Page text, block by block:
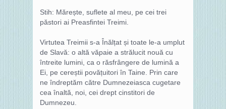
Stih: Mărește, suflete al meu, pe cei trei
păstori ai Preasfintei Treimi.
Virtutea Treimii s-a Înălțat și toate le-a umplut
de Slavă: o altă văpaie a strălucit nouă cu
întreite lumini, ca o răsfrângere de lumină a
Ei, pe cereștii povățuitori în Taine. Prin care
ne îndreptăm către Dumnezeiasca cugetare
cea înaltă, noi, cei drept cinstitori de
Dumnezeu.